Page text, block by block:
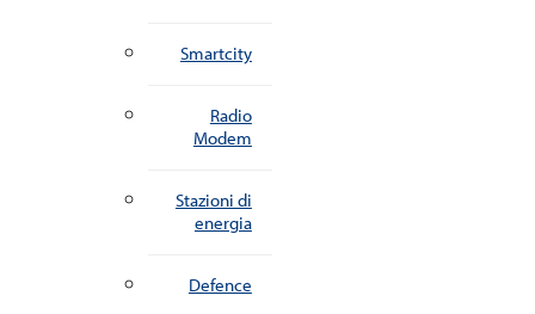
Smartcity
Radio
Modem
Stazioni di
energia
Defence